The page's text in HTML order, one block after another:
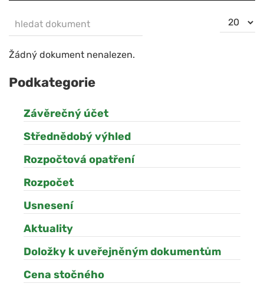
NEZVEŘEJNĚNO hledat dokument
Počet
zobrazení
Žádný dokument nenalezen.
Podkategorie
Závěrečný účet
Střednědobý výhled
Rozpočtová opatření
Rozpočet
Usnesení
Aktuality
Doložky k uveřejněným dokumentům
Cena stočného